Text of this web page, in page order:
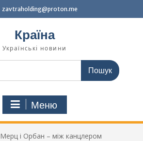
zavtraholding@proton.me
Країна
Українські новини
Меню
Мерц і Орбан – між канцлером